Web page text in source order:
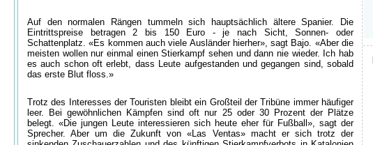
Auf den normalen Rängen tummeln sich hauptsächlich ältere Spanier. Die
Eintrittspreise betragen 2 bis 150 Euro - je nach Sicht, Sonnen- oder
Schattenplatz. «Es kommen auch viele Ausländer hierher», sagt Bajo. «Aber die
meisten wollen nur einmal einen Stierkampf sehen und dann nie wieder. Ich hab
es auch schon oft erlebt, dass Leute aufgestanden und gegangen sind, sobald
das erste Blut floss.»
Trotz des Interesses der Touristen bleibt ein Großteil der Tribüne immer häufiger
leer. Bei gewöhnlichen Kämpfen sind oft nur 25 oder 30 Prozent der Plätze
belegt. «Die jungen Leute interessieren sich heute eher für Fußball», sagt der
Sprecher. Aber um die Zukunft von «Las Ventas» macht er sich trotz der